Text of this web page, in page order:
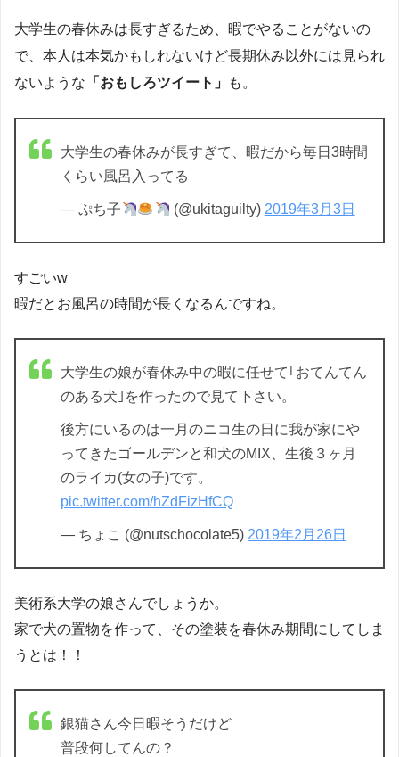
大学生の春休みは長すぎるため、暇でやることがないの
で、本人は本気かもしれないけど長期休み以外には見られ
ないような 「おもしろツイート」 も。
大学生の春休みが長すぎて、暇だから毎日3時間
くらい風呂入ってる
— ぷち子 (@ukitaguilty) 2019年3月3日
すごいw
暇だとお風呂の時間が長くなるんですね。
大学生の娘が春休み中の暇に任せて｢おてんてん
のある犬｣を作ったので見て下さい。
後方にいるのは一月のニコ生の日に我が家にや
ってきたゴールデンと和犬のMIX、生後３ヶ月
のライカ(女の子)です。
pic.twitter.com/hZdFizHfCQ
— ちょこ (@nutschocolate5) 2019年2月26日
美術系大学の娘さんでしょうか。
家で犬の置物を作って、その塗装を春休み期間にしてしま
うとは！！
銀猫さん今日暇そうだけど
普段何してんの？